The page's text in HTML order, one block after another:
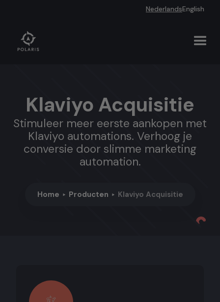
NederlandsEnglish
Klaviyo Acquisitie
Stimuleer meer eerste aankopen met
Klaviyo automations. Verhoog je
conversie door slimme marketing
automation.
Home Producten Klaviyo Acquisitie